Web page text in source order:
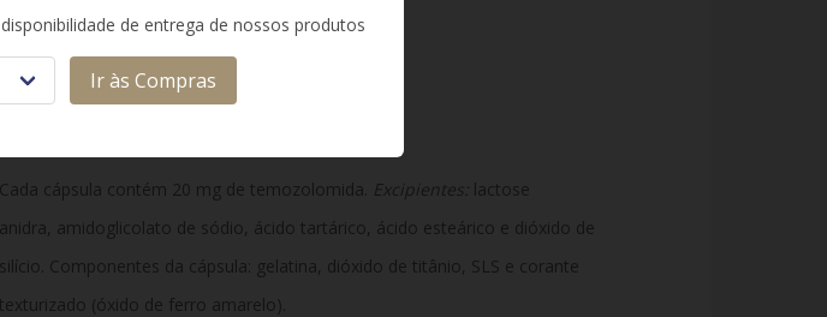
replicação e crescimento.
Cada cápsula contém 20 mg de temozolomida. Excipientes:lactose
anidra, amidoglicolato de sódio, ácido tartárico, ácido esteárico e dióxido de
silício. Componentes da cápsula: gelatina, dióxido de titânio, SLS e corante
texturizado (óxido de ferro amarelo).
de entrega de nossos produtos
Ir às Compras